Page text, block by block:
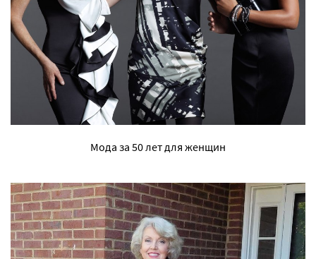
Мода за 50 лет для женщин